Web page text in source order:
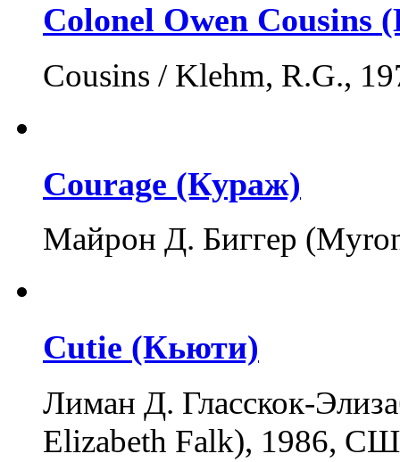
Colonel Owen Cousins
Cousins / Klehm, R.G.,
Courage (Кураж)
Майрон Д. Биггер
Cutie (Кьюти)
Лиман Д. Гласскок-
Elizabeth Falk), 1986,